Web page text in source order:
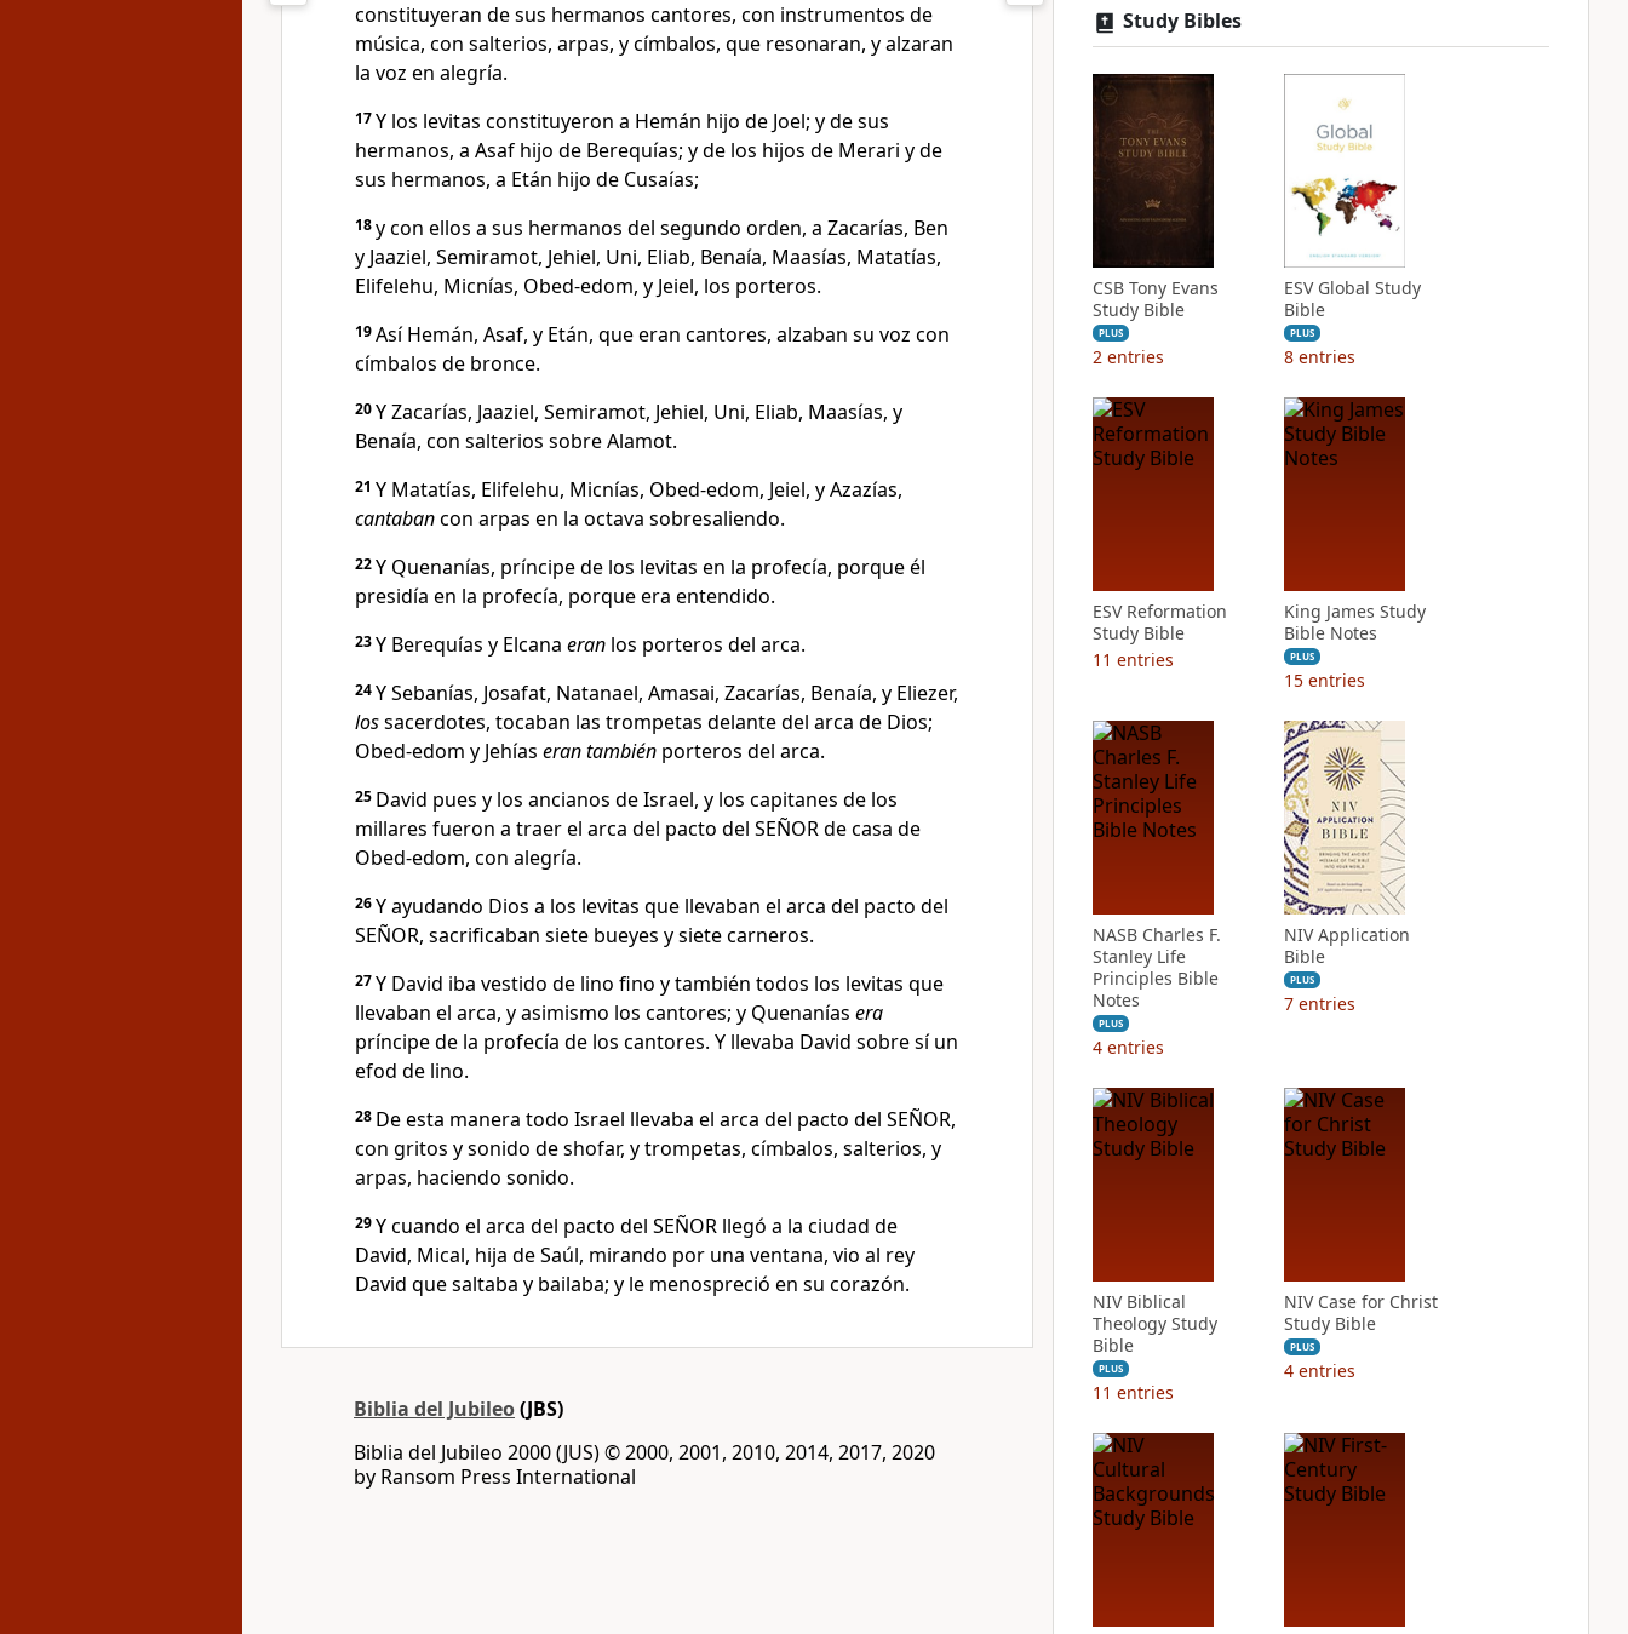
constituyeran de sus hermanos cantores, con instrumentos de
música, con salterios, arpas, y címbalos, que resonaran, y alzaran
la voz en alegría.
17Y los levitas constituyeron a Hemán hijo de Joel; y de sus
hermanos, a Asaf hijo de Berequías; y de los hijos de Merari y de
sus hermanos, a Etán hijo de Cusaías;
18y con ellos a sus hermanos del segundo orden, a Zacarías, Ben
y Jaaziel, Semiramot, Jehiel, Uni, Eliab, Benaía, Maasías, Matatías,
Elifelehu, Micnías, Obed-edom, y Jeiel, los porteros.
19Así Hemán, Asaf, y Etán, que eran cantores, alzaban su voz con
címbalos de bronce.
20Y Zacarías, Jaaziel, Semiramot, Jehiel, Uni, Eliab, Maasías, y
Benaía, con salterios sobre Alamot.
21 Y Matatías, Elifelehu, Micnías, Obed-edom, Jeiel, y Azazías,
cantabancon arpas en la octava sobresaliendo.
22Y Quenanías, príncipe de los levitas en la profecía, porque él
presidía en la profecía, porque era entendido.
23Y Berequías y Elcana eran los porteros del arca.
24Y Sebanías, Josafat, Natanael, Amasai, Zacarías, Benaía, y Eliezer,
lossacerdotes, tocaban las trompetas delante del arca de Dios;
Obed-edom y Jehías eran también porteros del arca.
25 David pues y los ancianos de Israel, y los capitanes de los
millares fueron a traer el arca del pacto del SEÑOR de casa de
Obed-edom, con alegría.
26Y ayudando Dios a los levitas que llevaban el arca del pacto del
SEÑOR, sacrificaban siete bueyes y siete carneros.
27Y David iba vestido de lino fino y también todos los levitas que
llevaban el arca, y asimismo los cantores; y Quenanías era
príncipe de la profecía de los cantores. Y llevaba David sobre sí un
efod de lino.
28 De esta manera todo Israel llevaba el arca del pacto del SEÑOR,
con gritos y sonido de shofar, y trompetas, címbalos, salterios, y
arpas, haciendo sonido.
29Y cuando el arca del pacto del SEÑOR llegó a la ciudad de
David, Mical, hija de Saúl, mirando por una ventana, vio al rey
David que saltaba y bailaba; y le menospreció en su corazón.
Biblia del Jubileo(JBS)
Biblia del Jubileo 2000 (JUS) © 2000, 2001, 2010, 2014, 2017, 2020
by Ransom Press International
Study Bibles
CSB Tony Evans
Study Bible
PLUS
2 entries
ESV Global Study
Bible
PLUS
8 entries
ESV Reformation
Study Bible
11 entries
King James Study
Bible Notes
PLUS
15 entries
NASB Charles F.
Stanley Life
Principles Bible
Notes
PLUS
4 entries
NIV Application
Bible
PLUS
7 entries
NIV Biblical
Theology Study
Bible
PLUS
11 entries
NIV Case for Christ
Study Bible
PLUS
4 entries